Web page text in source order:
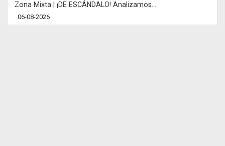
Zona Mixta | ¡DE ESCÁNDALO! Analizamos...
06-08-2026